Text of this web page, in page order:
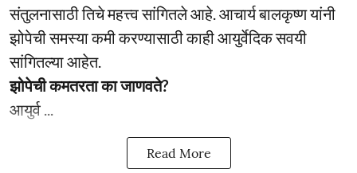
संतुलनासाठी तिचे महत्त्व सांगितले आहे. आचार्य बालकृष्ण यांनी
झोपेची समस्या कमी करण्यासाठी काही आयुर्वेदिक सवयी
सांगितल्या आहेत.
झोपेची कमतरता का जाणवते?
आयुर्व ...
Read More